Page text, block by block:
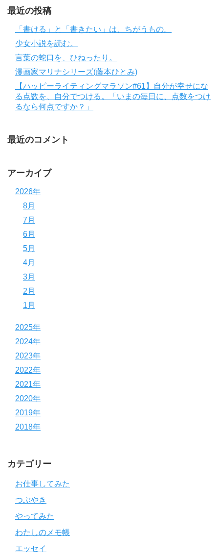
最近の投稿
「書ける」と「書きたい」は、ちがうもの。
少女小説を読む。
言葉の蛇口を、ひねったり。
漫画家マリナシリーズ(藤本ひとみ)
【ハッピーライティングマラソン#61】自分が幸せにな
る点数を、自分でつける。「いまの毎日に、点数をつけ
るなら何点ですか？」
最近のコメント
アーカイブ
2026年
8月
7月
6月
5月
4月
3月
2月
1月
2025年
2024年
2023年
2022年
2021年
2020年
2019年
2018年
カテゴリー
お仕事してみた
つぶやき
やってみた
わたしのメモ帳
エッセイ